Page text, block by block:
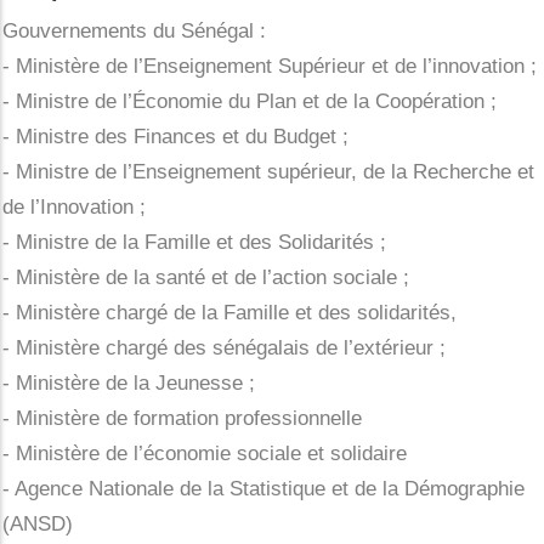
Gouvernements du Sénégal :
- Ministère de l’Enseignement Supérieur et de l’innovation ;
- Ministre de l’Économie du Plan et de la Coopération ;
- Ministre des Finances et du Budget ;
- Ministre de l’Enseignement supérieur, de la Recherche et
de l’Innovation ;
- Ministre de la Famille et des Solidarités ;
- Ministère de la santé et de l’action sociale ;
- Ministère chargé de la Famille et des solidarités,
- Ministère chargé des sénégalais de l’extérieur ;
- Ministère de la Jeunesse ;
- Ministère de formation professionnelle
- Ministère de l’économie sociale et solidaire
- Agence Nationale de la Statistique et de la Démographie
(ANSD)